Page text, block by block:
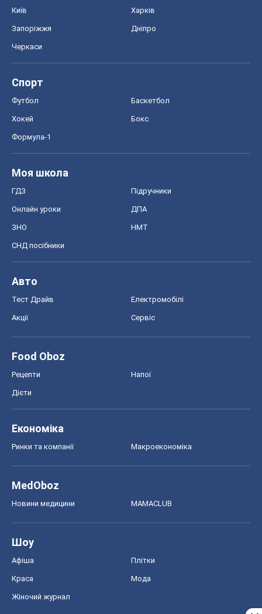
Київ Харків
Запоріжжя Дніпро
Черкаси
Спорт
Футбол Баскетбол
Хокей Бокс
Формула-1
Моя школа
ГДЗ Підручники
Онлайн уроки ДПА
ЗНО НМТ
СНД посібники
Авто
Тест Драйв Електромобілі
Акції Сервіс
Food Oboz
Рецепти Напої
Дієти
Економіка
Ринки та компанії Макроекономіка
MedOboz
Новини медицини MAMACLUB
Шоу
Афіша Плітки
Краса Мода
Жіночий журнал